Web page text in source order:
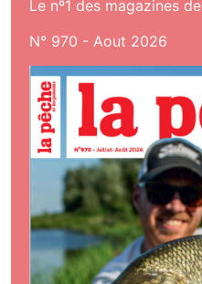
Le nº1 des magazines
N° 970 - Aout 2026